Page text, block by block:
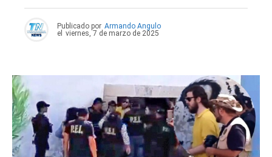
Publicado por Armando Angulo
el viernes, 7 de marzo de 2025